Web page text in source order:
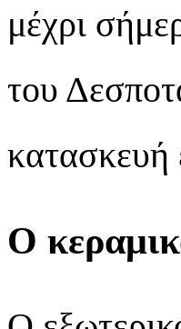
μέχρι
του
κατασκευή
Ο